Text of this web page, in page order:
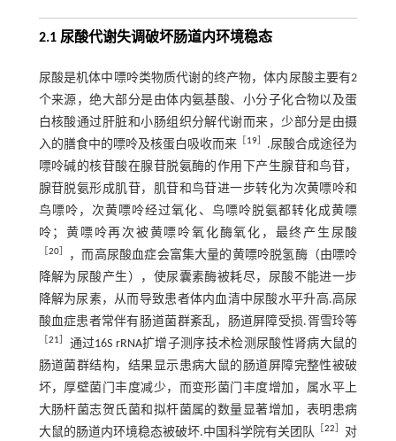
2.1 尿酸代谢失调破坏肠道内环境稳态
尿酸是机体中嘌呤类物质代谢的终产物，体内尿酸主要有2
个来源，绝大部分是由体内氨基酸、小分子化合物以及蛋
白核酸通过肝脏和小肠组织分解代谢而来，少部分是由摄
入的膳食中的嘌呤及核蛋白吸收而来
19
.尿酸合成途径为
嘌呤碱的核苷酸在腺苷脱氨酶的作用下产生腺苷和鸟苷，
腺苷脱氨形成肌苷，肌苷和鸟苷进一步转化为次黄嘌呤和
鸟嘌呤，次黄嘌呤经过氧化、鸟嘌呤脱氨都转化成黄嘌
呤；黄嘌呤再次被黄嘌呤氧化酶氧化，最终产生尿酸
20］
，而高尿酸血症会富集大量的黄嘌呤脱氢酶（由嘌呤
降解为尿酸产生），使尿囊素酶被耗尽，尿酸不能进一步
降解为尿素，从而导致患者体内血清中尿酸水平升高.高尿
酸血症患者常伴有肠道菌群紊乱，肠道屏障受损.胥雪玲等
21
通过16S rRNA扩增子测序技术检测尿酸性肾病大鼠的
肠道菌群结构，结果显示患病大鼠的肠道屏障完整性被破
坏，厚壁菌门丰度减少，而变形菌门丰度增加，属水平上
大肠杆菌志贺氏菌和拟杆菌属的数量显著增加，表明患病
大鼠的肠道内环境稳态被破坏.中国科学院有关团队 ［22
对